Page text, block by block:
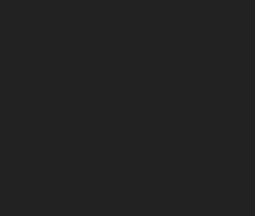
ド。陽気が良い日は外のベンチで